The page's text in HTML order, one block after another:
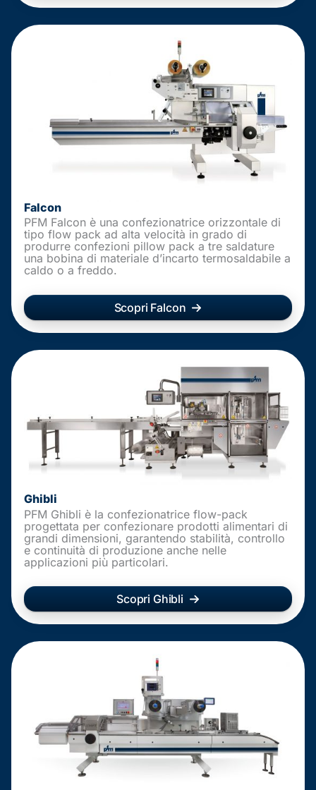
Falcon
PFM Falcon è una confezionatrice orizzontale di
tipo flow pack ad alta velocità in grado di
produrre confezioni pillow pack a tre saldature
una bobina di materiale d’incarto termosaldabile a
caldo o a freddo.
Scopri Falcon
Ghibli
PFM Ghibli è la confezionatrice flow-pack
progettata per confezionare prodotti alimentari di
grandi dimensioni, garantendo stabilità, controllo
e continuità di produzione anche nelle
applicazioni più particolari.
Scopri Ghibli